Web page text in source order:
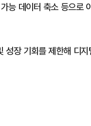
능 데이터 축소 등으로
성장 기회를 제한해 디